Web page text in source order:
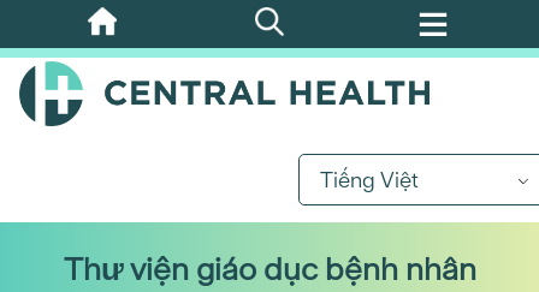
Bỏ
qua
nội
Tiếng Việt
Thư viện giáo dục bệnh nhân